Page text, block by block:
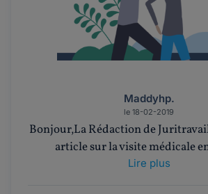
Maddyhp.
le 18-02-2019
Bonjour,La Rédaction de
article sur la visite médicale
Lire plus